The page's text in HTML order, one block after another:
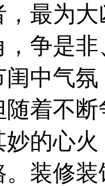
最为
争是
中气
着不
的心
。装修